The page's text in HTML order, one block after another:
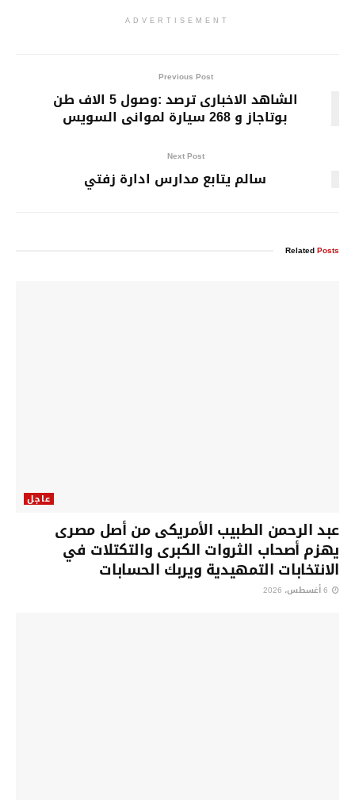
ADVERTISEMENT
Previous Post
الشاهد الاخبارى ترصد :وصول 5 الاف طن
بوتاجاز و 268 سيارة لموانى السويس
Next Post
سالم يتابع مدارس ادارة زفتي
RelatedPosts
عاجل
عبد الرحمن الطبيب الأمريكى من أصل مصرى
يهزم أصحاب الثروات الكبرى والتكتلات في
الانتخابات التمهيدية ويربك الحسابات